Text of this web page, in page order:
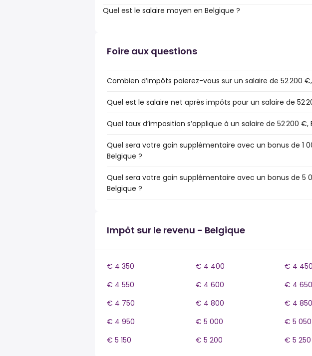
Quel est le salaire moyen en Belgique ?
Foire aux questions
Combien d’impôts paierez-vous sur un salaire de 52 200
Quel est le salaire net après impôts pour un salaire de 52
Quel taux d’imposition s’applique à un salaire de 52 200 €,
Quel sera votre gain supplémentaire avec un bonus de 1
Belgique ?
Quel sera votre gain supplémentaire avec un bonus de 5
Belgique ?
Impôt sur le revenu - Belgique
€ 4 350 € 4 400 € 4 450
€ 4 550
€ 4 600 € 4 650
€ 4 750
€ 4 800 € 4 850
€ 4 950
€ 5 000 € 5 050
€ 5 150
€ 5 200 € 5 250